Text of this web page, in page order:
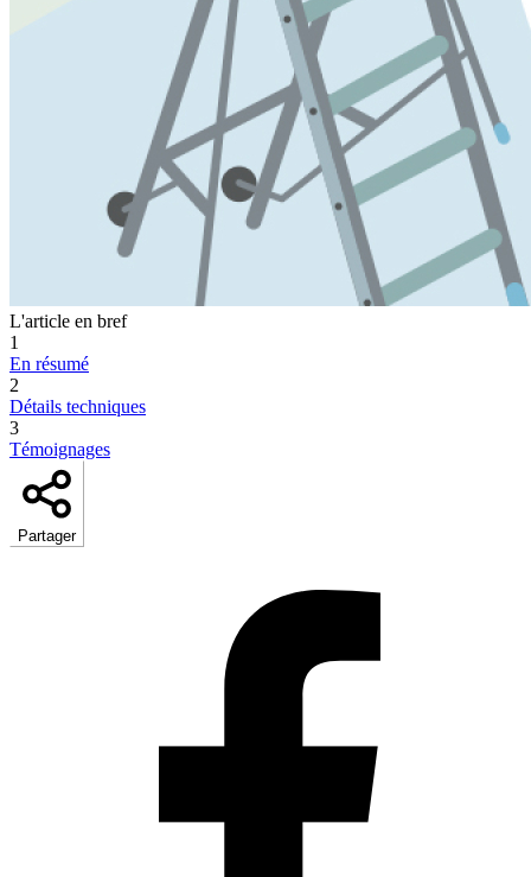
L'article en bref
1
En résumé
2
Détails techniques
3
Témoignages
Partager